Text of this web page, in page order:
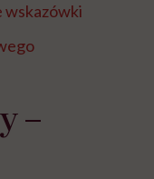
wskazówki
–